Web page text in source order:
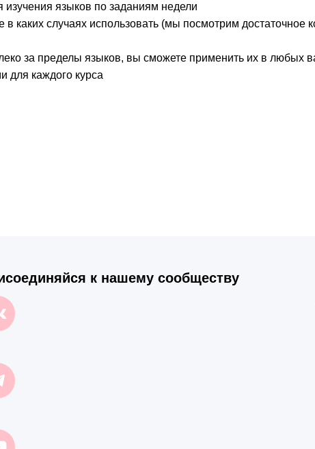
языков по заданиям недели
каких случаях использовать (мы посмотрим достаточное
за пределы языков, вы сможете применить их в любых
для каждого курса
к нашему сообществу